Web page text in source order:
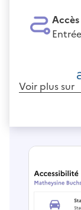
Accès
Voir plus sur